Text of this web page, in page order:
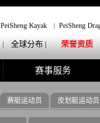
PeiSheng Kayak PeiSheng
| 全球分布 | 荣誉资质
赛事服务
赛艇运动员 皮划艇运动员